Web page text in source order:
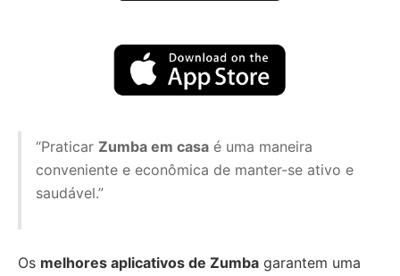
“Praticar Zumba em casa é uma maneira
conveniente e econômica de manter-se ativo e
saudável.”
Os melhores aplicativos de Zumba garantem uma